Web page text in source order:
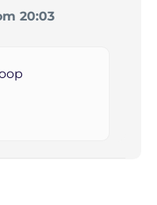
20:03